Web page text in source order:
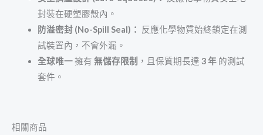
封裝在硬塑膠殼內。
防溢密封(No-Spill Seal) ： 反應化學物質始終鎖定在測
試裝置內，不會外漏。
全球唯一擁有 無儲存限制 ，且保質期長達 3年的測試
套件。
相關商品